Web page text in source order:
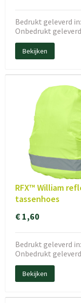
Bedrukt geleverd
Onbedrukt
Bekijken
RFX™ William
tassenhoes
€ 1,60
Bedrukt geleverd
Onbedrukt
Bekijken